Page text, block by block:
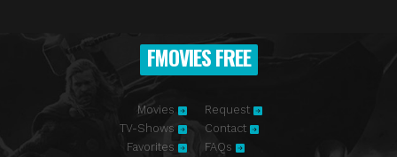
FMOVIES FREE
Movies
TV-Shows
Favorites
Request
Contact
FAQs